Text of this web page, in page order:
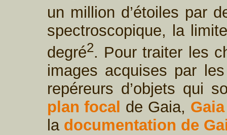
un million d’étoiles par
spectroscopique, la
degré2. Pour traiter les
images acquises par
repéreurs d’objets qui
plan focal de Gaia,
la documentation de